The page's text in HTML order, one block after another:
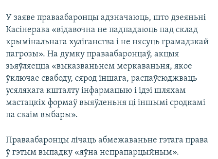
У заяве праваабаронцы адзначаюць, што дзеяньні
Касінерава «відавочна не падпадаюць пад склад
крымінальнага хуліганства і не нясуць грамадзкай
пагрозы». На думку праваабаронцаў, акцыя
зьяўляецца «выказваньнем меркаваньня, якое
ўключае свабоду, сярод іншага, распаўсюджваць
усялякага кшталту інфармацыю і ідэі шляхам
мастацкіх формаў выяўленьня ці іншымі сродкамі
па сваім выбары».
Праваабаронцы лічаць абмежаваньне гэтага права
ў гэтым выпадку «яўна непрапарцыйным».